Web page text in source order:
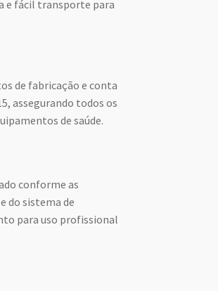
e fácil transporte para
de fabricação e conta
assegurando todos os
de saúde.
conforme as
do sistema de
para uso profissional